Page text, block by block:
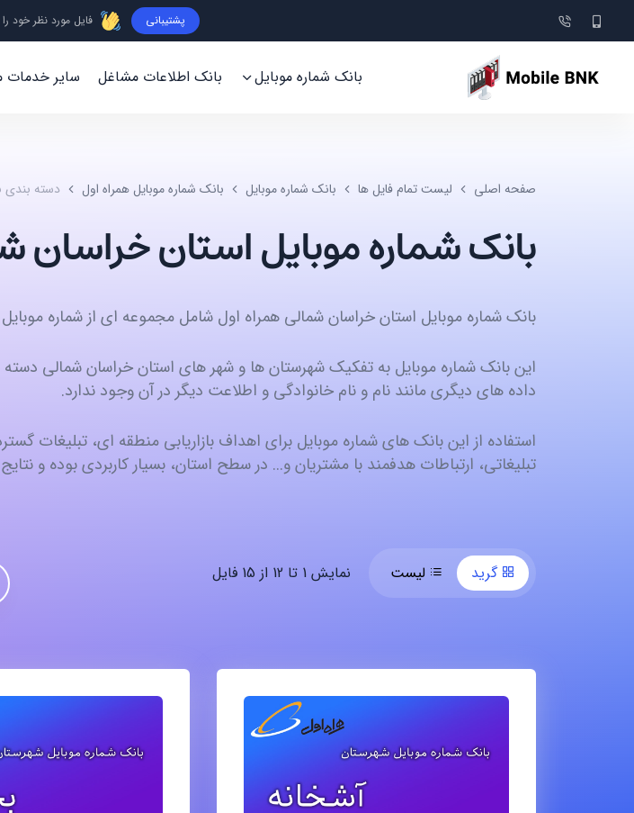
پشتیبانی فایل مورد نظر خود
بانک شماره موبایل بانک اطلاعات مشاغل سایر خدمات
صفحه اصلی لیست تمام فایل ها بانک شماره موبایل بانک شماره موبایل همراه اول دسته بندی
بانک شماره موبایل استان خراسان
بانک شماره موبایل استان خراسان شمالی همراه اول شامل مجموعه‌ ای از شماره‌
این بانک شماره موبایل به تفکیک شهرستان ها و شهر های استان خراسان شمالی
داده های دیگری مانند نام و نام خانوادگی و اطلاعت دیگر در آن وجود ندارد.
استفاده از این بانک های شماره موبایل برای اهداف بازاریابی منطقه‌ ای، تبلیغات
تبلیغاتی، ارتباطات هدفمند با مشتریان و... در سطح استان، بسیار کاربردی بوده و
گرید لیست نمایش 1 تا 12 از 15 فایل